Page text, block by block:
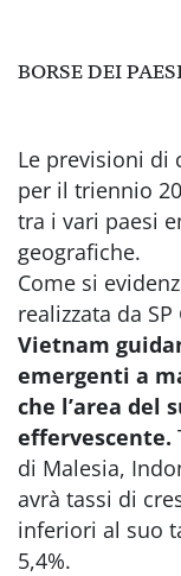
BORSE DEI
Le previsioni di
per il triennio
tra i vari paesi
geografiche.
Come si
realizzata da
Vietnam
emergenti a
che l’area del
effervescente.
di Malesia,
avrà tassi di
inferiori al suo
5,4%.